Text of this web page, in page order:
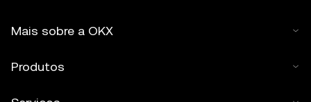
Mais sobre a OKX
Produtos